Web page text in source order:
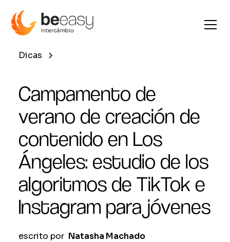
Dicas
Campamento de
verano de creación de
contenido en Los
Ángeles: estudio de los
algoritmos de TikTok e
Instagram para jóvenes
escrito por Natasha Machado